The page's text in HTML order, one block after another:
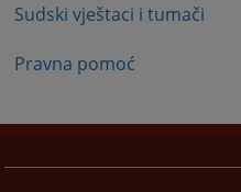
Sudski vještaci i tumači
Pravna pomoć